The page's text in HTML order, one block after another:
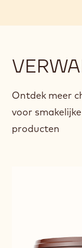
Ontdek meer
voor
producten